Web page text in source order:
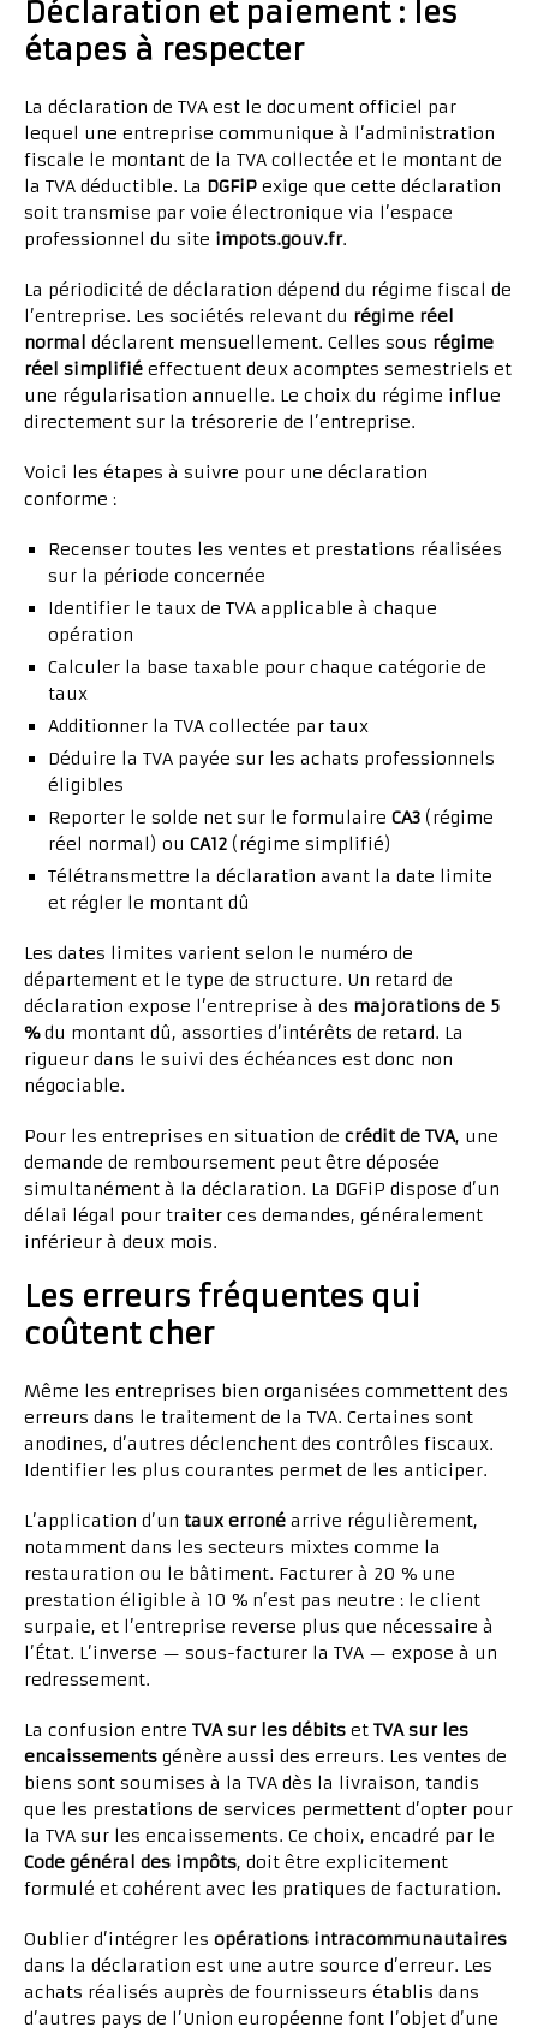
Déclaration et paiement : les
étapes à respecter
La déclaration de TVA est le document officiel par
lequel une entreprise communique à l’administration
fiscale le montant de la TVA collectée et le montant de
la TVA déductible. La DGFiP exige que cette déclaration
soit transmise par voie électronique via l’espace
professionnel du site impots.gouv.fr.
La périodicité de déclaration dépend du régime fiscal de
l’entreprise. Les sociétés relevant du régime réel
normal déclarent mensuellement. Celles sous régime
réel simplifié effectuent deux acomptes semestriels et
une régularisation annuelle. Le choix du régime influe
directement sur la trésorerie de l’entreprise.
Voici les étapes à suivre pour une déclaration
conforme :
Recenser toutes les ventes et prestations réalisées
sur la période concernée
Identifier le taux de TVA applicable à chaque
opération
Calculer la base taxable pour chaque catégorie de
taux
Additionner la TVA collectée par taux
Déduire la TVA payée sur les achats professionnels
éligibles
Reporter le solde net sur le formulaire CA3 (régime
réel normal) ou CA12 (régime simplifié)
Télétransmettre la déclaration avant la date limite
et régler le montant dû
Les dates limites varient selon le numéro de
département et le type de structure. Un retard de
déclaration expose l’entreprise à des majorations de 5
%du montant dû, assorties d’intérêts de retard. La
rigueur dans le suivi des échéances est donc non
négociable.
Pour les entreprises en situation de crédit de TVA, une
demande de remboursement peut être déposée
simultanément à la déclaration. La DGFiP dispose d’un
délai légal pour traiter ces demandes, généralement
inférieur à deux mois.
Les erreurs fréquentes qui
coûtent cher
Même les entreprises bien organisées commettent des
erreurs dans le traitement de la TVA. Certaines sont
anodines, d’autres déclenchent des contrôles fiscaux.
Identifier les plus courantes permet de les anticiper.
L’application d’un taux erroné arrive régulièrement,
notamment dans les secteurs mixtes comme la
restauration ou le bâtiment. Facturer à 20 % une
prestation éligible à 10 % n’est pas neutre : le client
surpaie, et l’entreprise reverse plus que nécessaire à
l’État. L’inverse — sous-facturer la TVA — expose à un
redressement.
La confusion entre TVA sur les débits et TVA sur les
encaissements génère aussi des erreurs. Les ventes de
biens sont soumises à la TVA dès la livraison, tandis
que les prestations de services permettent d’opter pour
la TVA sur les encaissements. Ce choix, encadré par le
Code général des impôts, doit être explicitement
formulé et cohérent avec les pratiques de facturation.
Oublier d’intégrer les opérations intracommunautaires
dans la déclaration est une autre source d’erreur. Les
achats réalisés auprès de fournisseurs établis dans
d’autres pays de l’Union européenne font l’objet d’une